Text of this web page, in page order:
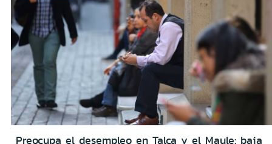
Preocupa el desempleo en Talca y el Maule: baja